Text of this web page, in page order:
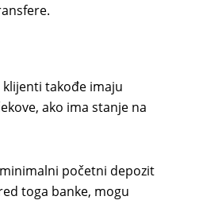
takođe imaju
ako ima stanje na
početni depozit
toga banke, mogu